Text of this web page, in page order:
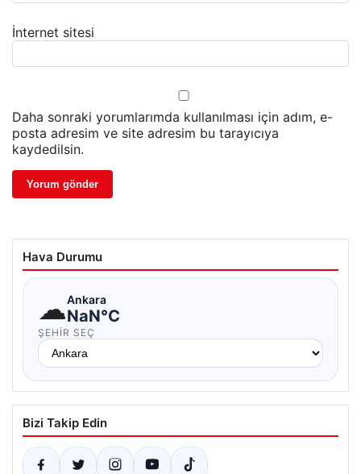
İnternet sitesi
Daha sonraki yorumlarımda kullanılması için adım, e-
posta adresim ve site adresim bu tarayıcıya
kaydedilsin.
Hava Durumu
☁Ankara
NaN°C
ŞEHIR SEÇ
Bizi Takip Edin